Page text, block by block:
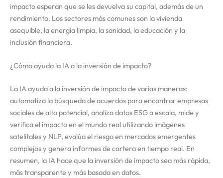
impacto esperan que se les devuelva su capital, además de un
rendimiento. Los sectores más comunes son la vivienda
asequible, la energía limpia, la sanidad, la educación y la
inclusión financiera.
¿Cómo ayuda la IA a la inversión de impacto?
La IA ayuda a la inversión de impacto de varias maneras:
automatiza la búsqueda de acuerdos para encontrar empresas
sociales de alto potencial, analiza datos ESG a escala, mide y
verifica el impacto en el mundo real utilizando imágenes
satelitales y NLP, evalúa el riesgo en mercados emergentes
complejos y genera informes de cartera en tiempo real. En
resumen, la IA hace que la inversión de impacto sea más rápida,
más transparente y más basada en datos.